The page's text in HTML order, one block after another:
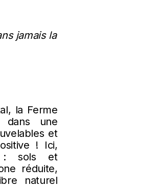
jamais la
la Ferme
dans une
et
! Ici,
: sols et
réduite,
naturel